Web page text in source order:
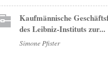
Kaufmännische
des Leibniz-Instituts zur...
Simone Pfister